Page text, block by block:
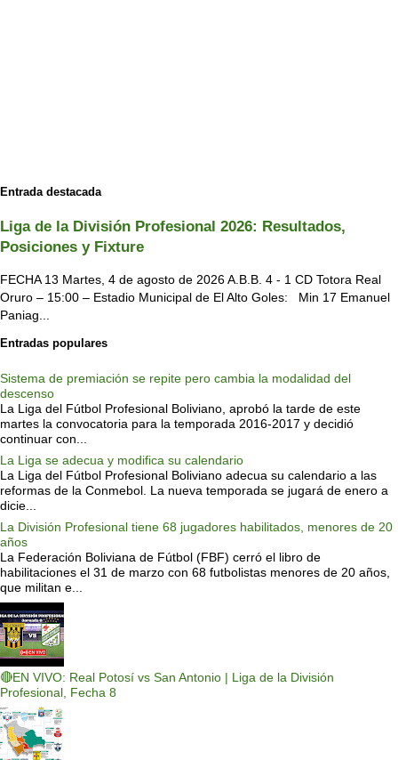
Entrada destacada
Liga de la División Profesional 2026: Resultados,
Posiciones y Fixture
FECHA 13 Martes, 4 de agosto de 2026 A.B.B. 4 - 1 CD Totora Real
Oruro – 15:00 – Estadio Municipal de El Alto Goles: Min 17 Emanuel
Paniag...
Entradas populares
Sistema de premiación se repite pero cambia la modalidad del
descenso
La Liga del Fútbol Profesional Boliviano, aprobó la tarde de este
martes la convocatoria para la temporada 2016-2017 y decidió
continuar con...
La Liga se adecua y modifica su calendario
La Liga del Fútbol Profesional Boliviano adecua su calendario a las
reformas de la Conmebol. La nueva temporada se jugará de enero a
dicie...
La División Profesional tiene 68 jugadores habilitados, menores de 20
años
La Federación Boliviana de Fútbol (FBF) cerró el libro de
habilitaciones el 31 de marzo con 68 futbolistas menores de 20 años,
que militan e...
🔴EN VIVO: Real Potosí vs San Antonio | Liga de la División
Profesional, Fecha 8